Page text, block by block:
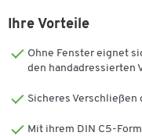
Ihre Vorteile
Ohne Fenster eignet
den handadressierten
Sicheres
Mit ihrem DIN C5-